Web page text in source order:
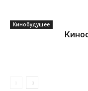
Кинобудущее